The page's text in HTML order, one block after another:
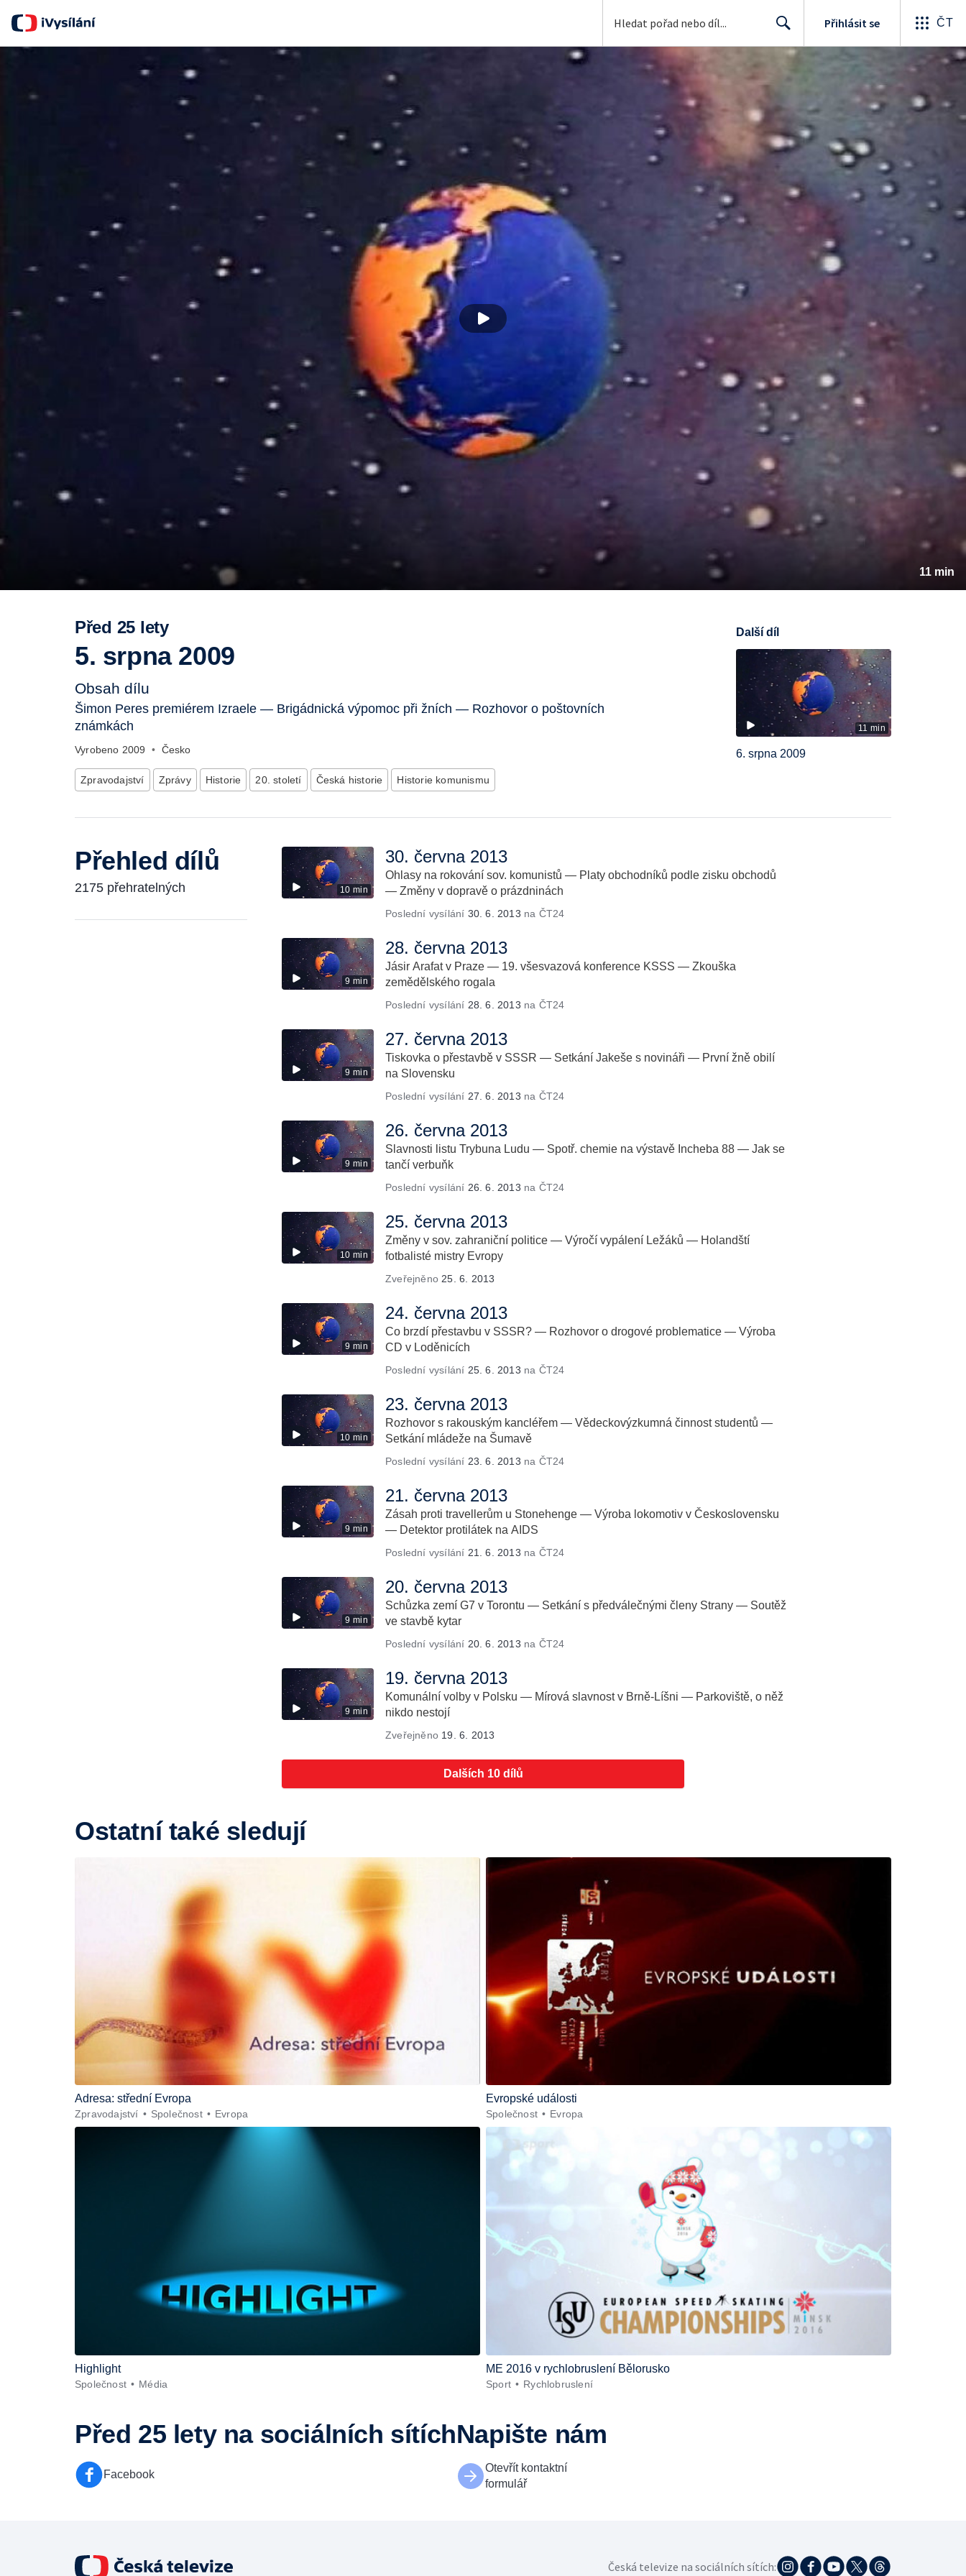
Search
Přihlásit se ČT
11 min
Před 25 lety
5. srpna 2009
Obsah dílu
Šimon Peres premiérem Izraele — Brigádnická výpomoc při žních — Rozhovor o poštovních
známkách
Vyrobeno 2009 • Česko
Zpravodajství Zprávy Historie 20. století Česká historie Historie komunismu
11 min
Další díl
6. srpna 2009
Přehled dílů
2175 přehratelných 10 min
30. června 2013
Ohlasy na rokování sov. komunistů — Platy obchodníků podle zisku obchodů
— Změny v dopravě o prázdninách
Poslední vysílání 30. 6. 2013 na ČT24
9 min
28. června 2013
Jásir Arafat v Praze — 19. všesvazová konference KSSS — Zkouška
zemědělského rogala
Poslední vysílání 28. 6. 2013 na ČT24
9 min
27. června 2013
Tiskovka o přestavbě v SSSR — Setkání Jakeše s novináři — První žně obilí
na Slovensku
Poslední vysílání 27. 6. 2013 na ČT24
9 min
26. června 2013
Slavnosti listu Trybuna Ludu — Spotř. chemie na výstavě Incheba 88 — Jak se
tančí verbuňk
Poslední vysílání 26. 6. 2013 na ČT24
10 min
25. června 2013
Změny v sov. zahraniční politice — Výročí vypálení Ležáků — Holandští
fotbalisté mistry Evropy
Zveřejněno 25. 6. 2013
9 min
24. června 2013
Co brzdí přestavbu v SSSR? — Rozhovor o drogové problematice — Výroba
CD v Loděnicích
Poslední vysílání 25. 6. 2013 na ČT24
10 min
23. června 2013
Rozhovor s rakouským kancléřem — Vědeckovýzkumná činnost studentů —
Setkání mládeže na Šumavě
Poslední vysílání 23. 6. 2013 na ČT24
9 min
21. června 2013
Zásah proti travellerům u Stonehenge — Výroba lokomotiv v Československu
— Detektor protilátek na AIDS
Poslední vysílání 21. 6. 2013 na ČT24
9 min
20. června 2013
Schůzka zemí G7 v Torontu — Setkání s předválečnými členy Strany — Soutěž
ve stavbě kytar
Poslední vysílání 20. 6. 2013 na ČT24
9 min
19. června 2013
Komunální volby v Polsku — Mírová slavnost v Brně-Líšni — Parkoviště, o něž
nikdo nestojí
Zveřejněno 19. 6. 2013
Dalších 10 dílů
Ostatní také sledují
Adresa: střední Evropa
Zpravodajství Společnost Evropa
Evropské události
Společnost Evropa
Highlight
Společnost Média
ME 2016 v rychlobruslení Bělorusko
Sport Rychlobruslení
Před 25 lety na sociálních sítích
Facebook
Napište nám
Otevřít kontaktní
formulář
Česká televize na sociálních sítích: